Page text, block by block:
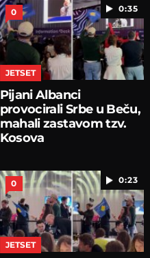
0:35
0
JETSET
Pijani Albanci
provocirali Srbe u Beču,
mahali zastavom tzv.
Kosova
0:23
0
JETSET